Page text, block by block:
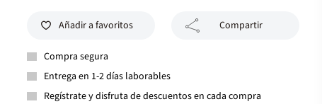
Añadir a favoritos Compartir
Compra segura
Entrega en 1-2 días laborables
Regístrate y disfruta de descuentos en cada compra